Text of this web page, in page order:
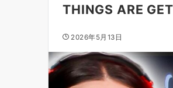
THINGS ARE
2026年5月13日